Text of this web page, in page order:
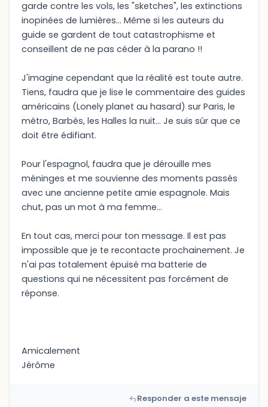
garde contre les vols, les "sketches", les extinctions
inopinées de lumières... Même si les auteurs du
guide se gardent de tout catastrophisme et
conseillent de ne pas céder à la parano !!
J'imagine cependant que la réalité est toute autre.
Tiens, faudra que je lise le commentaire des guides
américains (Lonely planet au hasard) sur Paris, le
métro, Barbès, les Halles la nuit... Je suis sûr que ce
doit être édifiant.
Pour l'espagnol, faudra que je dérouille mes
méninges et me souvienne des moments passés
avec une ancienne petite amie espagnole. Mais
chut, pas un mot à ma femme...
En tout cas, merci pour ton message. Il est pas
impossible que je te recontacte prochainement. Je
n'ai pas totalement épuisé ma batterie de
questions qui ne nécessitent pas forcément de
réponse.
Amicalement
Jérôme
Responder a este mensaje